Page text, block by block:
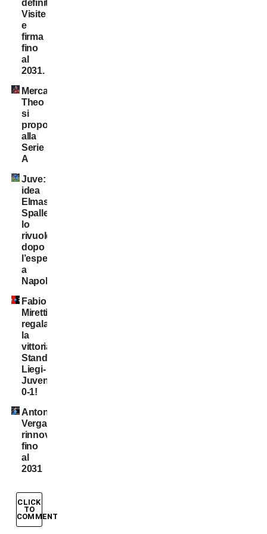
definitivo!
Visite
e
firma
fino
al
2031.
Mercato:
Theo
si
propone
alla
Serie
A
Juve:
idea
Elmas.
Spalletti
lo
rivuole
dopo
l’esperienza
a
Napoli
Fabio
Miretti
regala
la
vittoria,
Standard
Liegi-
Juventus
0-1!
Antonio
Vergara,
rinnovo
fino
al
2031
CLICK
TO
COMMENT